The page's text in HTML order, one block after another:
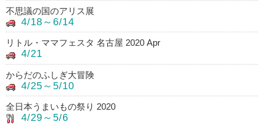
不思議の国のアリス展
4/18～6/14
リトル・ママフェスタ 名古屋 2020 Apr
4/21
からだのふしぎ大冒険
4/25～5/10
全日本うまいもの祭り 2020
4/29～5/6